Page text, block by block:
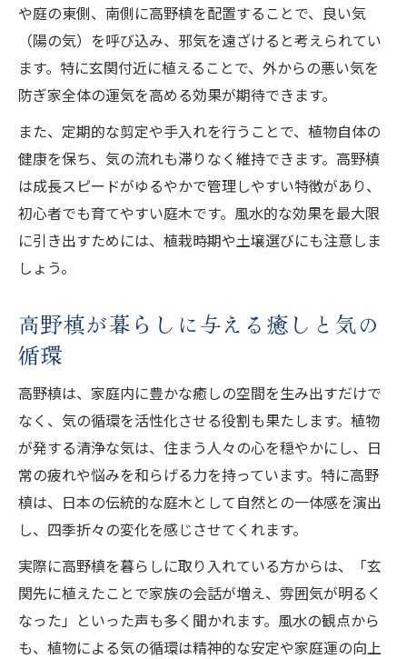
や庭の東側、南側に高野槙を配置することで、良い気
（陽の気）を呼び込み、邪気を遠ざけると考えられてい
ます。特に玄関付近に植えることで、外からの悪い気を
防ぎ家全体の運気を高める効果が期待できます。
また、定期的な剪定や手入れを行うことで、植物自体の
健康を保ち、気の流れも滞りなく維持できます。高野槙
は成長スピードがゆるやかで管理しやすい特徴があり、
初心者でも育てやすい庭木です。風水的な効果を最大限
に引き出すためには、植栽時期や土壌選びにも注意しま
しょう。
高野槙が暮らしに与える癒しと気の
循環
高野槙は、家庭内に豊かな癒しの空間を生み出すだけで
なく、気の循環を活性化させる役割も果たします。植物
が発する清浄な気は、住まう人々の心を穏やかにし、日
常の疲れや悩みを和らげる力を持っています。特に高野
槙は、日本の伝統的な庭木として自然との一体感を演出
し、四季折々の変化を感じさせてくれます。
実際に高野槙を暮らしに取り入れている方からは、「玄
関先に植えたことで家族の会話が増え、雰囲気が明るく
なった」といった声も多く聞かれます。風水の観点から
も、植物による気の循環は精神的な安定や家庭運の向上